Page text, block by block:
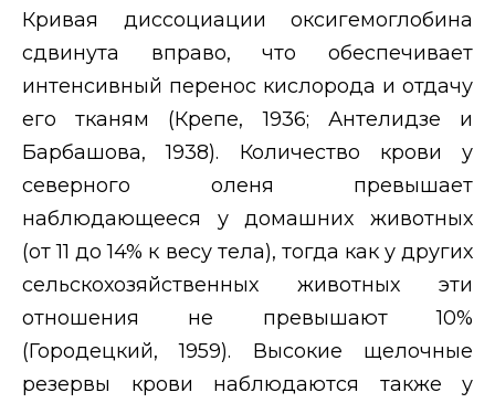
Кривая диссоциации оксигемоглобина
сдвинута вправо, что обеспечивает
интенсивный перенос кислорода и отдачу
его тканям (Крепе, 1936; Антелидзе и
Барбашова, 1938). Количество крови у
северного оленя превышает
наблюдающееся у домашних животных
(от 11 до 14% к весу тела), тогда как у других
сельскохозяйственных животных эти
отношения не превышают 10%
(Городецкий, 1959). Высокие щелочные
резервы крови наблюдаются также у